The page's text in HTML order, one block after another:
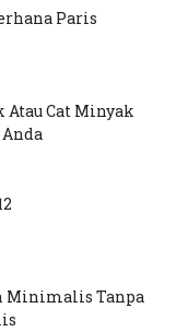
Paris
Atau Cat Minyak
Minimalis Tanpa